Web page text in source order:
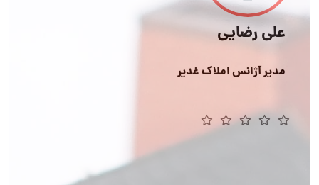
علی رضایی
مدیر آژانس املاک غدیر